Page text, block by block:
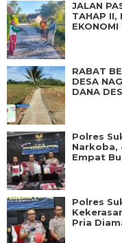
JALAN
TAHAP II,
EKONOMI
RABAT
DESA
DANA
Polres
Narkoba,
Empat
Polres
Pria